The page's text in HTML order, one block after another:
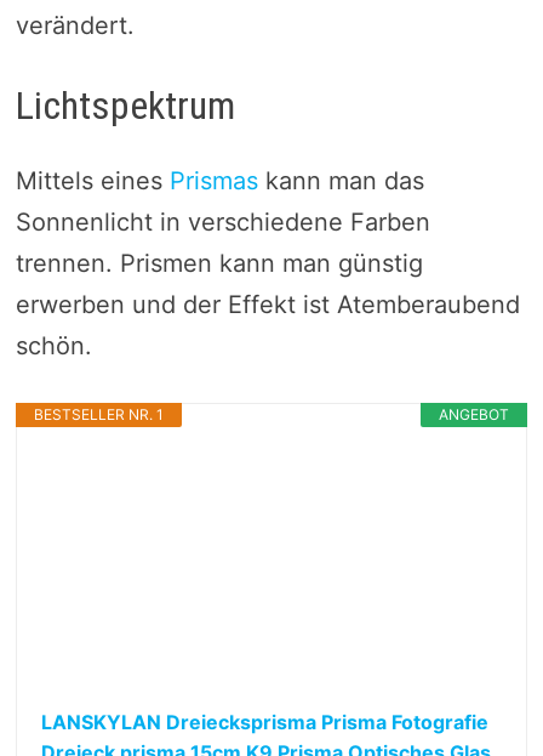
verändert.
Lichtspektrum
Mittels eines Prismaskann man das
Sonnenlicht in verschiedene Farben
trennen. Prismen kann man günstig
erwerben und der Effekt ist Atemberaubend
schön.
ANGEBOT
BESTSELLER NR. 1
LANSKYLAN Dreiecksprisma Prisma Fotografie